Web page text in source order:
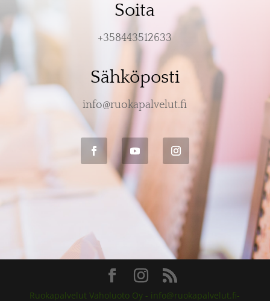
Soita
+358443512633
Sähköposti
info@ruokapalvelut.fi
Ruokapalvelut Vaholuoto Oy - info@ruokapalvelut.fi-